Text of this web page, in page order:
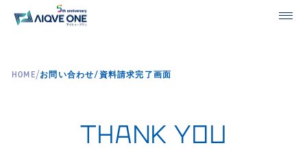
HOME/お問い合わせ/資料請求完了画面
THANK YOU